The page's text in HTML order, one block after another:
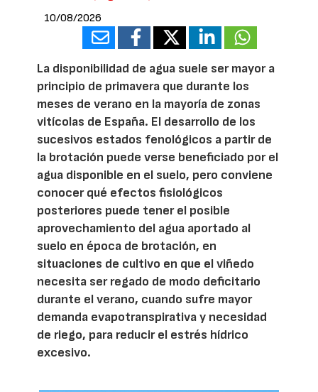
10/08/2026
La disponibilidad de agua suele ser mayor a
principio de primavera que durante los
meses de verano en la mayoría de zonas
vitícolas de España. El desarrollo de los
sucesivos estados fenológicos a partir de
la brotación puede verse beneficiado por el
agua disponible en el suelo, pero conviene
conocer qué efectos fisiológicos
posteriores puede tener el posible
aprovechamiento del agua aportado al
suelo en época de brotación, en
situaciones de cultivo en que el viñedo
necesita ser regado de modo deficitario
durante el verano, cuando sufre mayor
demanda evapotranspirativa y necesidad
de riego, para reducir el estrés hídrico
excesivo.